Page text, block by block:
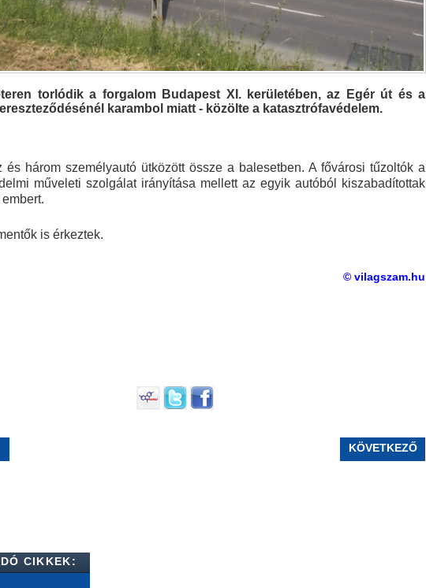
torlódik a forgalom Budapest XI. kerületében, az Egér út és a
karambol miatt - közölte a katasztrófavédelem.
és három személyautó ütközött össze a balesetben. A fővárosi tűzoltók a
műveleti szolgálat irányítása mellett az egyik autóból kiszabadítottak
is érkeztek.
© vilagszam.hu
KÖVETKEZŐ
CIKKEK: